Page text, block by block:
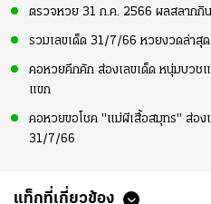
ตรวจหวย 31 ก.ค. 2566 ผลสลากกิ
รวมเลขเด็ด 31/7/66 หวยงวดล่าสุด
คอหวยคึกคัก ส่องเลขเด็ด หนุ่มบวช
แขก
คอหวยขอโชค "แม่ผีเสื้อสมุทร" ส่อง
31/7/66
แท็กที่เกี่ยวข้อง